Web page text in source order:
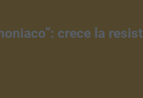
crece la